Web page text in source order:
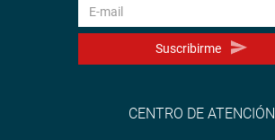
Suscribirme
CENTRO DE ATENCIÓN